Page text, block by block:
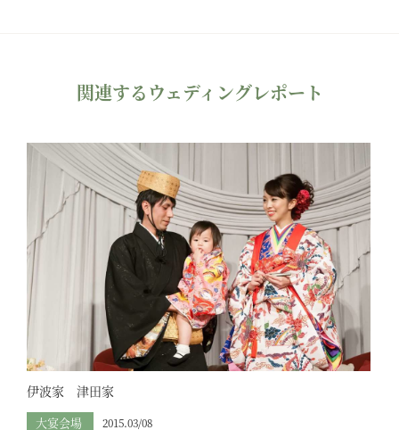
関連するウェディングレポート
伊波家 津田家
大宴会場 2015.03/08